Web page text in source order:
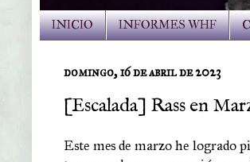
INICIO INFORMES WHF
domingo, 16 de abril de 2023
[Escalada] Rass en
Este mes de marzo he logrado